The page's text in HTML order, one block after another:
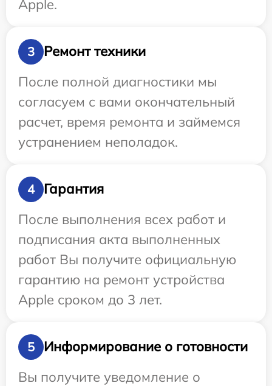
Apple.
3
Ремонт техники
После полной диагностики мы
согласуем с вами окончательный
расчет, время ремонта и займемся
устранением неполадок.
4
Гарантия
После выполнения всех работ и
подписания акта выполненных
работ Вы получите официальную
гарантию на ремонт устройства
Apple сроком до 3 лет.
5
Информирование о готовности
Вы получите уведомление о